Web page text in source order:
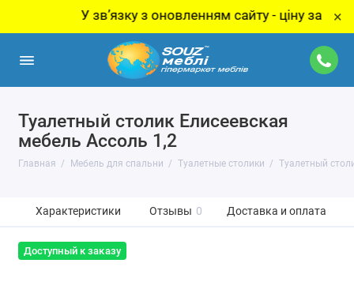
У звʼязку з оновленням сайту - ціну за товар×
Туалетный столик Елисеевская
мебель Ассоль 1,2
Главная Мебель для спальни Туалетные столики Туалетный
Характеристики Отзывы 0 Доставка и оплата
Доступный к заказу